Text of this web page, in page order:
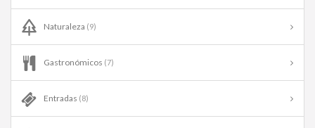
Naturaleza (9)
Gastronómicos (7)
Entradas (8)